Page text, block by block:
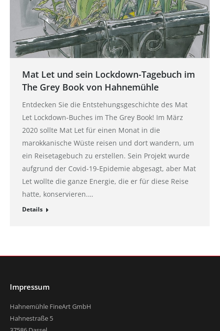
Mat Let und sein Lockdown-Tagebuch im
The Grey Book von Hahnemühle
Entdecken Sie die Entstehungsgeschichte des Mat
Let Lockdown-Buches im The Grey Book! Im März
2020 sollte Mat Let für einen Monat in die
marokkanische Wüste reisen und dort wandern, um
ein Reisetagebuch zu erstellen. Sein Projekt wurde
aufgrund der Covid-19-Epidemie abgesagt, aber Mat
Let wollte die ganze Energie, die er für diese Reise
hatte, konservieren.…
Details
Impressum
Hahnemühle FineArt GmbH
Hahnestraße 5